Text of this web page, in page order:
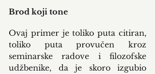
Brod koji tone
Ovaj primer je toliko puta citiran,
toliko puta provučen kroz
seminarske radove i filozofske
udžbenike, da je skoro izgubio